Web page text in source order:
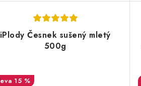
iPlody Česnek sušený mletý
500g
15 %